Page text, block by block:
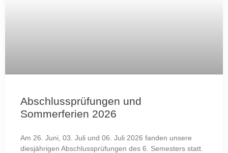
Abschlussprüfungen und
Sommerferien 2026
Am 26. Juni, 03. Juli und 06. Juli 2026 fanden unsere
diesjährigen Abschlussprüfungen des 6. Semesters statt.